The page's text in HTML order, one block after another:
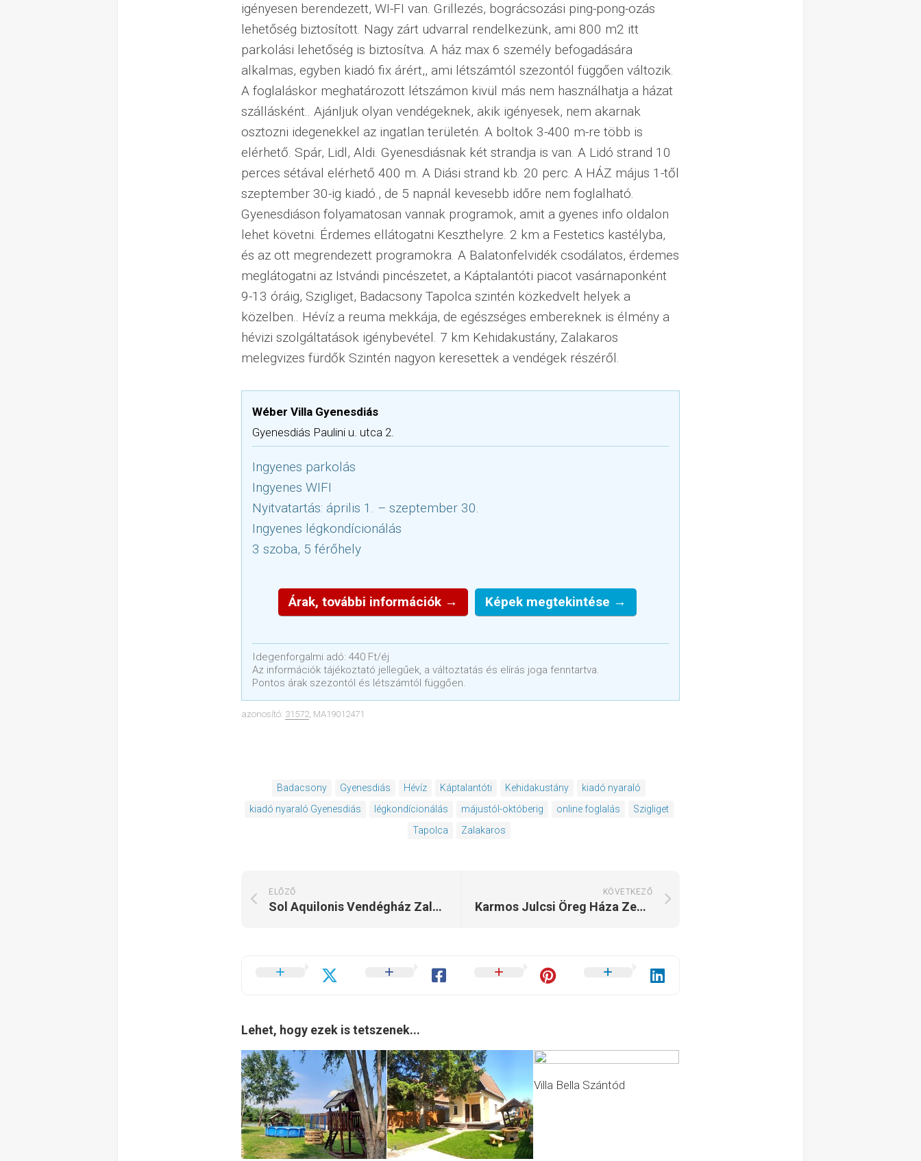
igényesen berendezett, WI-FI van. Grillezés, bográcsozási ping-pong-ozás
lehetőség biztosított. Nagy zárt udvarral rendelkezünk, ami 800 m2 itt
parkolási lehetőség is biztosítva. A ház max 6 személy befogadására
alkalmas, egyben kiadó fix árért,, ami létszámtól szezontól függően változik.
A foglaláskor meghatározott létszámon kivül más nem használhatja a házat
szállásként.. Ajánljuk olyan vendégeknek, akik igényesek, nem akarnak
osztozni idegenekkel az ingatlan területén. A boltok 3-400 m-re több is
elérhető. Spár, Lidl, Aldi. Gyenesdiásnak két strandja is van. A Lidó strand 10
perces sétával elérhető 400 m. A Diási strand kb. 20 perc. A HÁZ május 1-től
szeptember 30-ig kiadó., de 5 napnál kevesebb időre nem foglalható.
Gyenesdiáson folyamatosan vannak programok, amit a gyenes info oldalon
lehet követni. Érdemes ellátogatni Keszthelyre. 2 km a Festetics kastélyba,
és az ott megrendezett programokra. A Balatonfelvidék csodálatos, érdemes
meglátogatni az Istvándi pincészetet, a Káptalantóti piacot vasárnaponként
9-13 óráig, Szigliget, Badacsony Tapolca szintén közkedvelt helyek a
közelben.. Hévíz a reuma mekkája, de egészséges embereknek is élmény a
hévizi szolgáltatások igénybevétel. 7 km Kehidakustány, Zalakaros
melegvizes fürdők Szintén nagyon keresettek a vendégek részéről.
Wéber Villa Gyenesdiás
Gyenesdiás Paulini u. utca 2.
Ingyenes parkolás
Ingyenes WIFI
Nyitvatartás: április 1. – szeptember 30.
Ingyenes légkondícionálás
3 szoba, 5 férőhely
Árak, további információk → Képek megtekintése →
Idegenforgalmi adó: 440 Ft/éj
Az információk tájékoztató jellegűek, a változtatás és elírás joga fenntartva.
Pontos árak szezontól és létszámtól függően.
azonosító: 31572, MA19012471
Badacsony Gyenesdiás Hévíz Káptalantóti Kehidakustány
kiadó nyaraló
kiadó nyaraló Gyenesdiás
légkondícionálás májustól-októberig online foglalás
Szigliget
Tapolca
Zalakaros
KÖVETKEZŐ
Karmos Julcsi Öreg Háza Zengővárkony
ELŐZŐ
Sol Aquilonis Vendégház Zalahaláp
Lehet, hogy ezek is tetszenek...
Villa Bella Szántód